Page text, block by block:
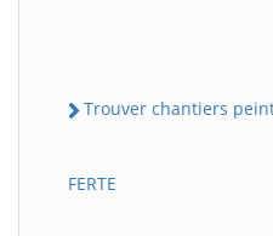
Trouver chantiers
FERTE